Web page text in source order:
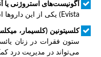
آگونیست‌های استروژنی یا
Evista) یکی از این داروها است.
کلسیتونین (کلسیمار،
ستون فقرات در زنان
می‌تواند در مدیریت درد